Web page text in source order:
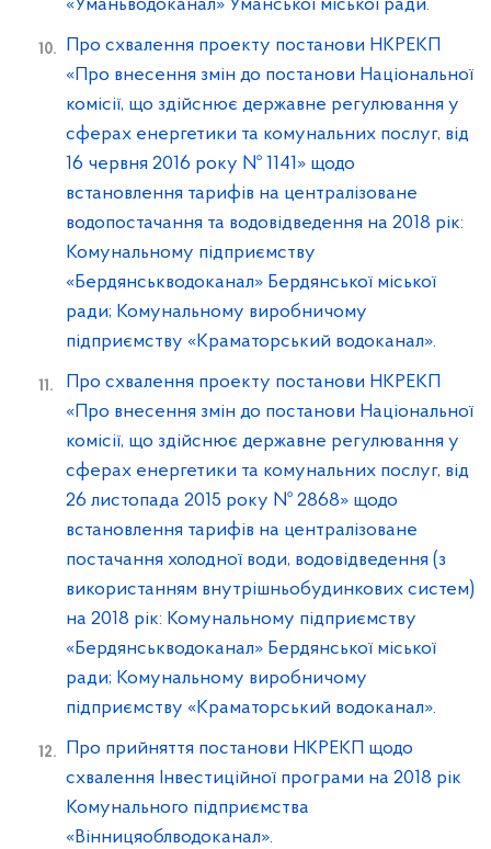
«Уманьводоканал» Уманської міської ради.
Про схвалення проекту постанови НКРЕКП
«Про внесення змін до постанови Національної
комісії, що здійснює державне регулювання у
сферах енергетики та комунальних послуг, від
16 червня 2016 року № 1141» щодо
встановлення тарифів на централізоване
водопостачання та водовідведення на 2018 рік:
Комунальному підприємству
«Бердянськводоканал» Бердянської міської
ради; Комунальному виробничому
підприємству «Краматорський водоканал».
Про схвалення проекту постанови НКРЕКП
«Про внесення змін до постанови Національної
комісії, що здійснює державне регулювання у
сферах енергетики та комунальних послуг, від
26 листопада 2015 року № 2868» щодо
встановлення тарифів на централізоване
постачання холодної води, водовідведення (з
використанням внутрішньобудинкових систем)
на 2018 рік: Комунальному підприємству
«Бердянськводоканал» Бердянської міської
ради; Комунальному виробничому
підприємству «Краматорський водоканал».
Про прийняття постанови НКРЕКП щодо
схвалення Інвестиційної програми на 2018 рік
Комунального підприємства
«Вінницяоблводоканал».